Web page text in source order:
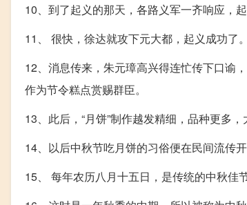
10、到了起义的那天，各路义军一齐响应，起
11、 很快，徐达就攻下元大都，起义成功了。
12、消息传来，朱元璋高兴得连忙传下口谕
作为节令糕点赏赐群臣。
13、此后，“月饼”制作越发精细，品种更多
14、以后中秋节吃月饼的习俗便在民间流传开
15、 每年农历八月十五日，是传统的中秋佳节